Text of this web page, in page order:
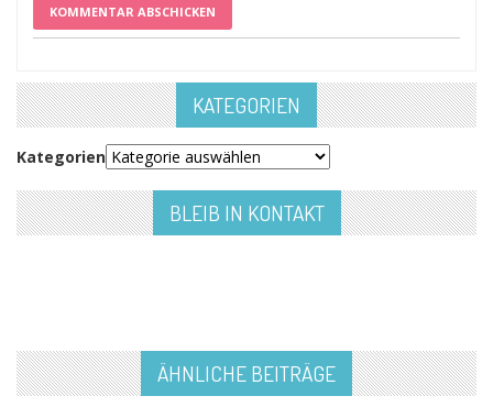
KATEGORIEN
Kategorien
BLEIB IN KONTAKT
ÄHNLICHE BEITRÄGE